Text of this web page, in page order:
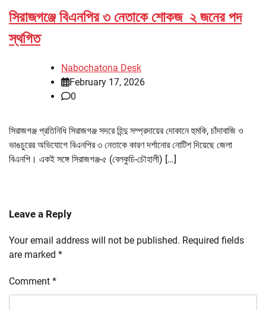
সিরাজগঞ্জে বিএনপির ৩ নেতাকে শোকজ ২ জনের পদ
স্থগিত
Nabochatona Desk
February 17, 2026
0
সিরাজগঞ্জ প্রতিনিধি সিরাজগঞ্জ সদরে হিন্দু সম্প্রদায়ের দোকানে হুমকি, চাঁদাবাজি ও
ভাঙচুরের অভিযোগে বিএনপির ৩ নেতাকে কারণ দর্শানোর নোটিশ দিয়েছে জেলা
বিএনপি। একই সঙ্গে সিরাজগঞ্জ-৫ (বেলকুচি-চৌহালী) […]
Leave a Reply
Your email address will not be published. Required fields
are marked *
Comment *